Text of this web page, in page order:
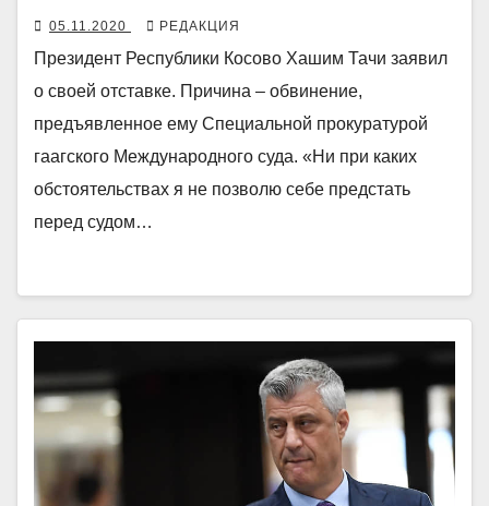
05.11.2020 РЕДАКЦИЯ
Президент Республики Косово Хашим Тачи заявил
о своей отставке. Причина – обвинение,
предъявленное ему Специальной прокуратурой
гаагского Международного суда. «Ни при каких
обстоятельствах я не позволю себе предстать
перед судом…